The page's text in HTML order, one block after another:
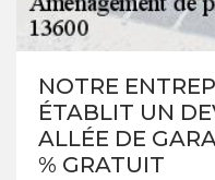
NOTRE
ÉTABLIT UN
ALLÉE DE
% GRATUIT